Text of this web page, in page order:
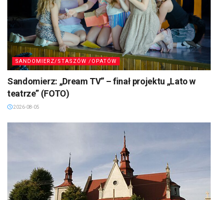
SANDOMIERZ/STASZÓW /OPATÓW
Sandomierz: „Dream TV” – finał projektu „Lato w
teatrze” (FOTO)
2026-08-05